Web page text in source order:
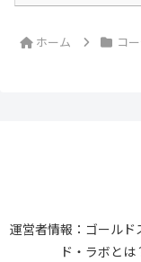
ホーム コ
運営者情報：ゴールド
ド・ラボとは